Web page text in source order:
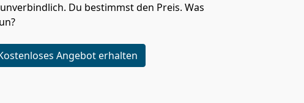
Du bestimmst den Preis. Was
Angebot erhalten